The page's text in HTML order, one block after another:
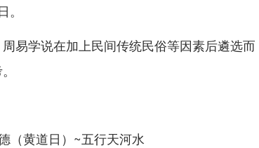
。
易学说在加上民间传统民俗等因素后遴选而
（黄道日）~五行天河水